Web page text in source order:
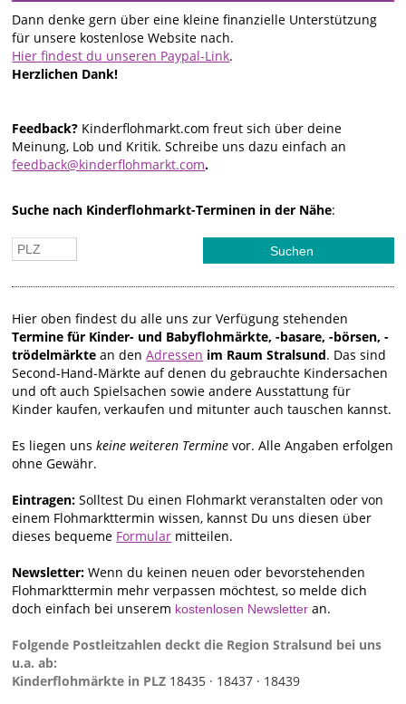
Dann denke gern über eine kleine finanzielle Unterstützung
für unsere kostenlose Website nach.
Hier findest du unseren Paypal-Link.
Herzlichen Dank!
Feedback? Kinderflohmarkt.com freut sich über deine
Meinung, Lob und Kritik. Schreibe uns dazu einfach an
feedback@kinderflohmarkt.com.
Suche nach Kinderflohmarkt-Terminen in der Nähe:
Hier oben findest du alle uns zur Verfügung stehenden
Termine für Kinder- und Babyflohmärkte, -basare, -börsen, -
trödelmärkte an denAdressen im Raum Stralsund. Das sind
Second-Hand-Märkte auf denen du gebrauchte Kindersachen
und oft auch Spielsachen sowie andere Ausstattung für
Kinder kaufen, verkaufen und mitunter auch tauschen kannst.
Es liegen unskeine weiteren Termine vor. Alle Angaben erfolgen
ohne Gewähr.
Eintragen:Solltest Du einen Flohmarkt veranstalten oder von
einem Flohmarkttermin wissen, kannst Du uns diesen über
dieses bequeme Formular mitteilen.
Newsletter: Wenn du keinen neuen oder bevorstehenden
Flohmarkttermin mehr verpassen möchtest, so melde dich
doch einfach bei unserem kostenlosen Newsletter an.
Folgende Postleitzahlen deckt die Region Stralsund bei uns
u.a. ab:
Kinderflohmärkte in PLZ 18435 · 18437 · 18439